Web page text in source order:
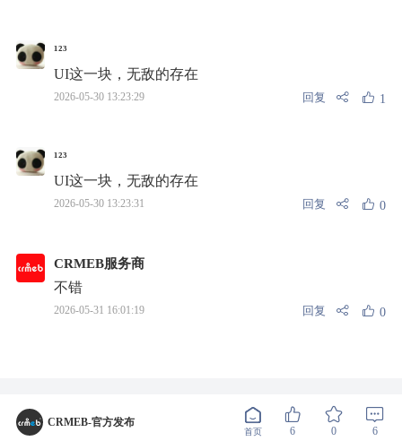
CRMEB-官方发布
首页 6 0 6
¹²³
UI这一块，无敌的存在
2026-05-30 13:23:29 回复 1
¹²³
UI这一块，无敌的存在
2026-05-30 13:23:31 回复 0
CRMEB服务商
不错
2026-05-31 16:01:19 回复 0